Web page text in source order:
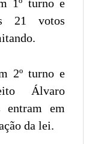
1º turno e
21 votos
2º turno e
Álvaro
entram em
da lei.